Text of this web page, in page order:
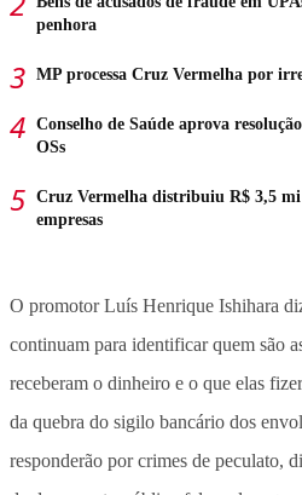
penhora
MP processa Cruz Vermelha por
Conselho de Saúde aprova
OSs
Cruz Vermelha distribuiu R$ 3,5 mi
empresas
O promotor Luís Henrique Ishihara
continuam para identificar quem são
receberam o dinheiro e o que elas
da quebra do sigilo bancário dos
responderão por crimes de peculato,